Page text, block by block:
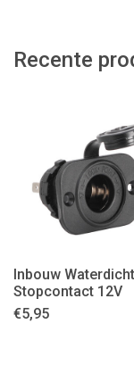
Recente
Inbouw Waterdicht
Stopcontact 12V
€5,95